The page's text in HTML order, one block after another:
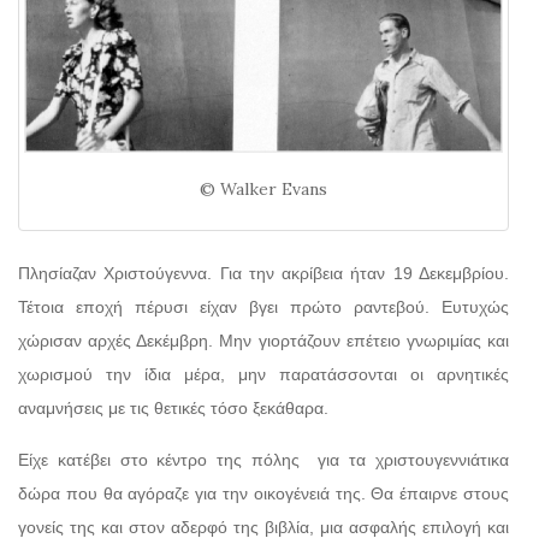
© Walker Evans
Πλησίαζαν Χριστούγεννα. Για την ακρίβεια ήταν 19 Δεκεμβρίου.
Τέτοια εποχή πέρυσι είχαν βγει πρώτο ραντεβού. Ευτυχώς
χώρισαν αρχές Δεκέμβρη. Μην γιορτάζουν επέτειο γνωριμίας και
χωρισμού την ίδια μέρα, μην παρατάσσονται οι αρνητικές
αναμνήσεις με τις θετικές τόσο ξεκάθαρα.
Είχε κατέβει στο κέντρο της πόλης
για τα χριστουγεννιάτικα
δώρα που θα αγόραζε για την οικογένειά της. Θα έπαιρνε στους
γονείς της και στον αδερφό της βιβλία, μια ασφαλής επιλογή και